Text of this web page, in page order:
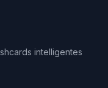
intelligentes